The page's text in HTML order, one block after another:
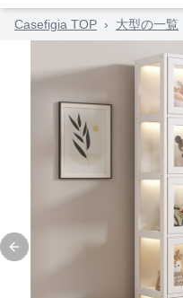
Casefigia TOP › 大型の一覧
Previous slide